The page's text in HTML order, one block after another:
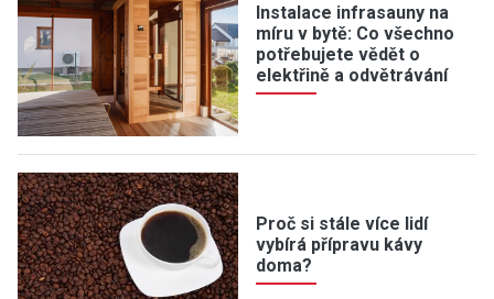
Instalace infrasauny na
míru v bytě: Co všechno
potřebujete vědět o
elektřině a odvětrávání
Proč si stále více lidí
vybírá přípravu kávy
doma?